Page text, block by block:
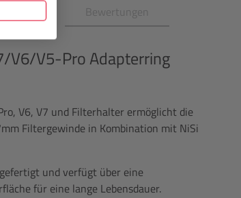
Bewertungen
V6/V5-Pro Adapterring
V6, V7 und Filterhalter ermöglicht die
Filtergewinde in Kombination mit NiSi
und verfügt über eine
für eine lange Lebensdauer.